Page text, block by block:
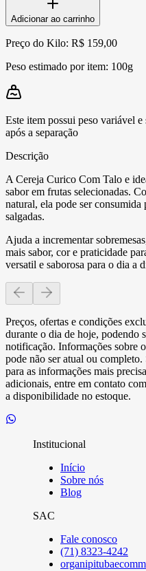
Adicionar ao carrinho
Preço do Kilo: R$ 159,00
Peso estimado por item: 100g
Este item possui peso variável
após a separação
Descrição
A Cereja Curico Com Talo e
sabor em frutas selecionadas.
natural, ela pode ser
salgadas.
Ajuda a incrementar
mais sabor, cor e praticidade
versatil e saborosa para o dia a
Preços, ofertas e condições
durante o dia de hoje, podendo
notificação. Informações sobre
pode não ser atual ou
para as informações mais
adicionais, entre em contato
a disponibilidade no estoque.
Institucional
Início
Sobre nós
Blog
SAC
Fale conosco
(71) 8323-4242